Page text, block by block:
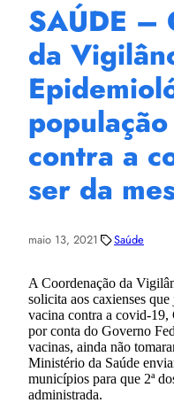
SAÚDE –
da
contra a
ser da
maio 13, 2021 Saúde
A Coordenação da
solicita aos caxienses
vacina contra a covid-19,
por conta do Governo
vacinas, ainda não
Ministério da Saúde
municípios para que 2ª
administrada.